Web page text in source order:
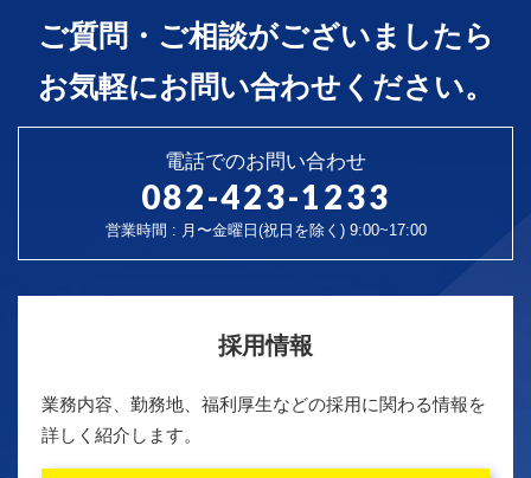
ご質問・ご相談がございましたら
お気軽にお問い合わせください。
電話でのお問い合わせ
082-423-1233
営業時間 : 月〜金曜日(祝日を除く) 9:00~17:00
採用情報
業務内容、勤務地、福利厚生などの採用に関わる情報を
詳しく紹介します。